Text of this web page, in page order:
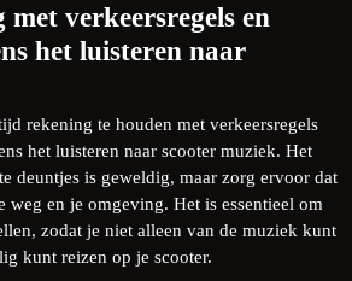
verkeersregels en
het luisteren naar
rekening te houden met verkeersregels
het luisteren naar scooter muziek. Het
deuntjes is geweldig, maar zorg ervoor dat
en je omgeving. Het is essentieel om
zodat je niet alleen van de muziek kunt
kunt reizen op je scooter.